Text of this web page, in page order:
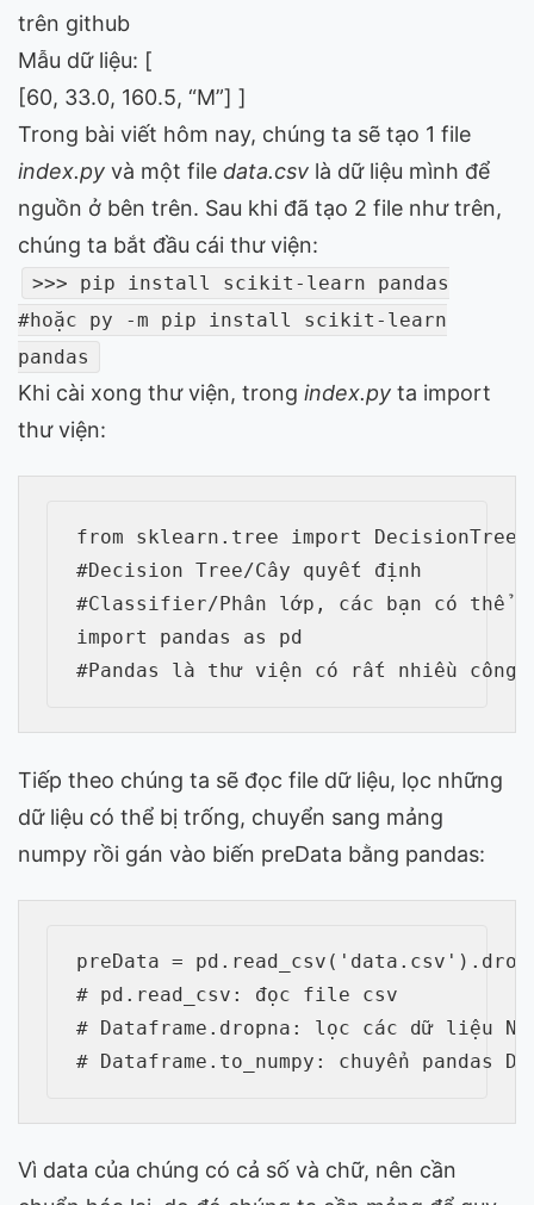
trên github
Mẫu dữ liệu: [
[60, 33.0, 160.5, “M”] ]
Trong bài viết hôm nay, chúng ta sẽ tạo 1 file
index.py và một file data.csv là dữ liệu mình để
nguồn ở bên trên. Sau khi đã tạo 2 file như trên,
chúng ta bắt đầu cái thư viện:
>>> pip install scikit-learn pandas
#hoặc py -m pip install scikit-learn
pandas
Khi cài xong thư viện, trong index.py ta import
thư viện:
from sklearn.tree import
#Decision Tree/Cây quyết định
#Classifier/Phân lớp, các bạn có thể
import pandas as pd
Tiếp theo chúng ta sẽ đọc file dữ liệu, lọc những
dữ liệu có thể bị trống, chuyển sang mảng
numpy rồi gán vào biến preData bằng pandas:
preData =
# pd.read_csv: đọc file csv
# Dataframe.dropna: lọc các dữ liệu
Vì data của chúng có cả số và chữ, nên cần